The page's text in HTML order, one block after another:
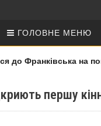
ГОЛОВНЕ МЕНЮ
Франківська на
першу